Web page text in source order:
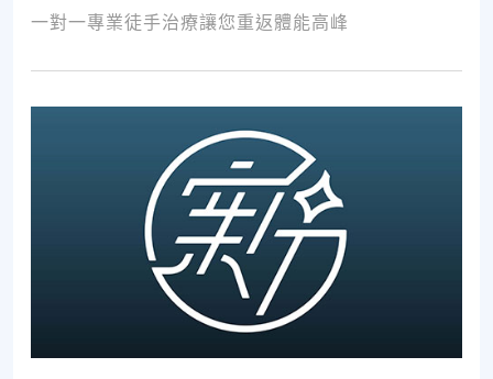
一對一專業徒手治療讓您重返體能高峰